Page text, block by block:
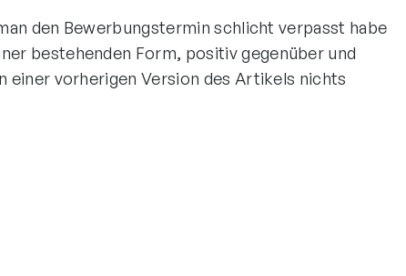
den Bewerbungstermin schlicht verpasst habe
bestehenden Form, positiv gegenüber und
einer vorherigen Version des Artikels nichts